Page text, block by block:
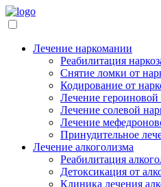
Лечение наркомании
Реабилитация
Снятие ломки от
Кодирование от
Лечение героиновой
Лечение солевой
Лечение
Принудительное
Лечение алкоголизма
Реабилитация
Детоксикация от
Клиника лечения